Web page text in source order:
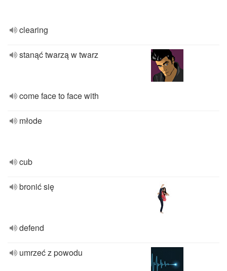
clearing
stanąć twarzą w twarz
come face to face with
młode
cub
bronić się
defend
umrzeć z powodu